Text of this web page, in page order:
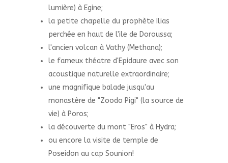
lumière) à Egine;
la petite chapelle du prophète Ilias
perchée en haut de l'ile de Doroussa;
l'ancien volcan à Vathy (Methana);
le fameux théatre d'Epidaure avec son
acoustique naturelle extraordinaire;
une magnifique balade jusqu'au
monastère de "Zoodo Pigi" (la source de
vie) à Poros;
la découverte du mont "Eros" à Hydra;
ou encore la visite de temple de
Poseidon au cap Sounion!